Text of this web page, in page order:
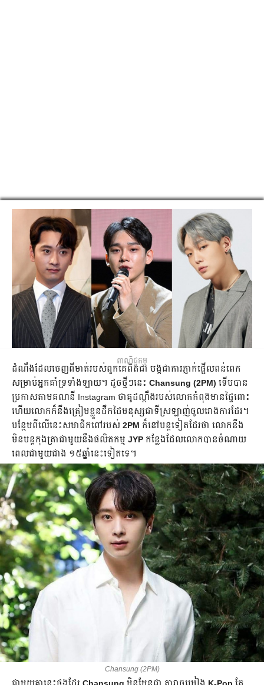
ពាណិជ្ជកម្ម
ដំណឹង​ដែល​ចេញពីមាត់របស់​ពួកគេ​ពិតជា បង្កជាការភ្ញាក់​ផ្អើលពន់ពេក
សម្រាប់អ្នកគាំទ្រទាំងឡាយ។ ដូចថ្មី​ៗនេះ​ Chansung (2PM) ទើប​បាន​
ប្រកាសតាម​គណនី Instagram ថាគូដណ្ដឹង​របស់លោកកំពុងមាន​ផ្ទៃពោះ
ហើយលោកក៏នឹង​ត្រៀមខ្លួន​ដឹកដៃមនុស្សជាទីស្រឡាញ់ចូលរោងការដែរ។
បន្ថែម​ពីលើ​នេះសមាជិកពៅ​របស់ 2PM ក៏នៅ​បន្តទៀតដែរថា លោកនឹង​
មិនបន្តកុងត្រាជាមួយនឹងផលិតកម្ម JYP កន្លែង​ដែល​លោក​បាន​ចំណាយ
ពេល​ជាមួយជាង ១៥ឆ្នាំនេះទៀតទេ។
Chansung (2PM)